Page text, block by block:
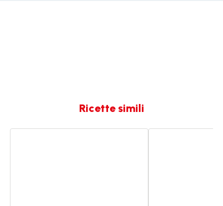
Ricette simili